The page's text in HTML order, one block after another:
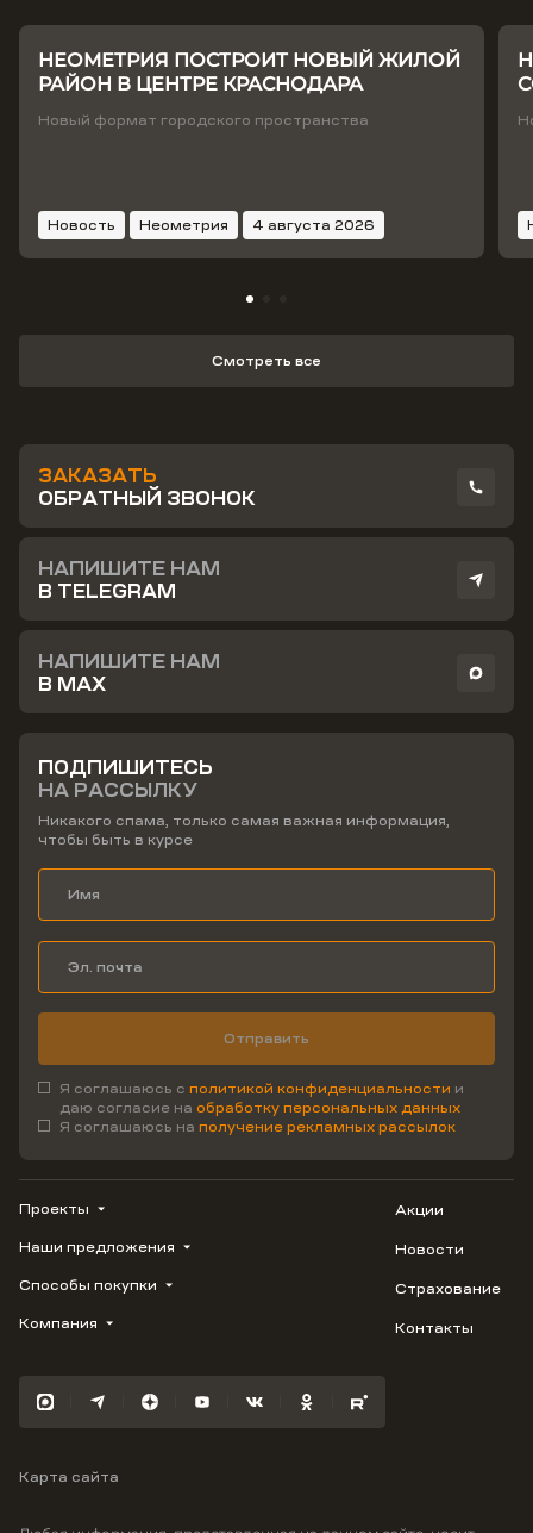
Новость Неометрия 4 августа 2026
НЕОМЕТРИЯ ПОСТРОИТ НОВЫЙ ЖИЛОЙ
РАЙОН В ЦЕНТРЕ КРАСНОДАРА
Новый формат городского пространства
Смотреть все
ЗАКАЗАТЬ
ОБРАТНЫЙ ЗВОНОК
НАПИШИТЕ НАМ
В TELEGRAM
НАПИШИТЕ НАМ
В MAX
ПОДПИШИТЕСЬ
НА РАССЫЛКУ
Никакого спама, только самая важная информация,
чтобы быть в курсе
Отправить
Я соглашаюсь с политикой конфиденциальности и
даю согласие на обработку персональных данных
Я соглашаюсь на получение рекламных рассылок
Проекты
ВЕРН
1799
Флора
Отражение
Наши предложения
Купить квартиру
Студию
3-комнатную
Способы покупки
Трейд-ин
100% оплата
Компания
Карьера
Акции
Новости
Страхование
Контакты
Карта сайта